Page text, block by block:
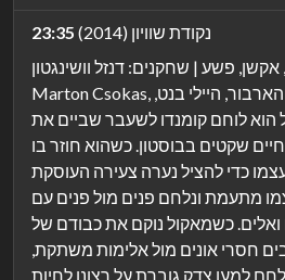
23:35
נקודת שוויון (2014)
מותחן, אקשן, פשע | שחקנים: דנזל וושינגטון,
Marton Csokas, קלואי גרייס מורץ, דייוויד הארבור, היילי בנט,
הוא לוחם קומנדו לשעבר שביים את
חיים שקטים בבוסטון. כשהוא חוזר בו
כדי להציל נערה צעירה העוסקת
מתעמת ונלחם פנים מול פנים עם
ואלים. כשמאקול נוקם את כבודם של
חסרי אונים מול אלימות משתקת,
למען צדק גוברת על רצונו לחיות